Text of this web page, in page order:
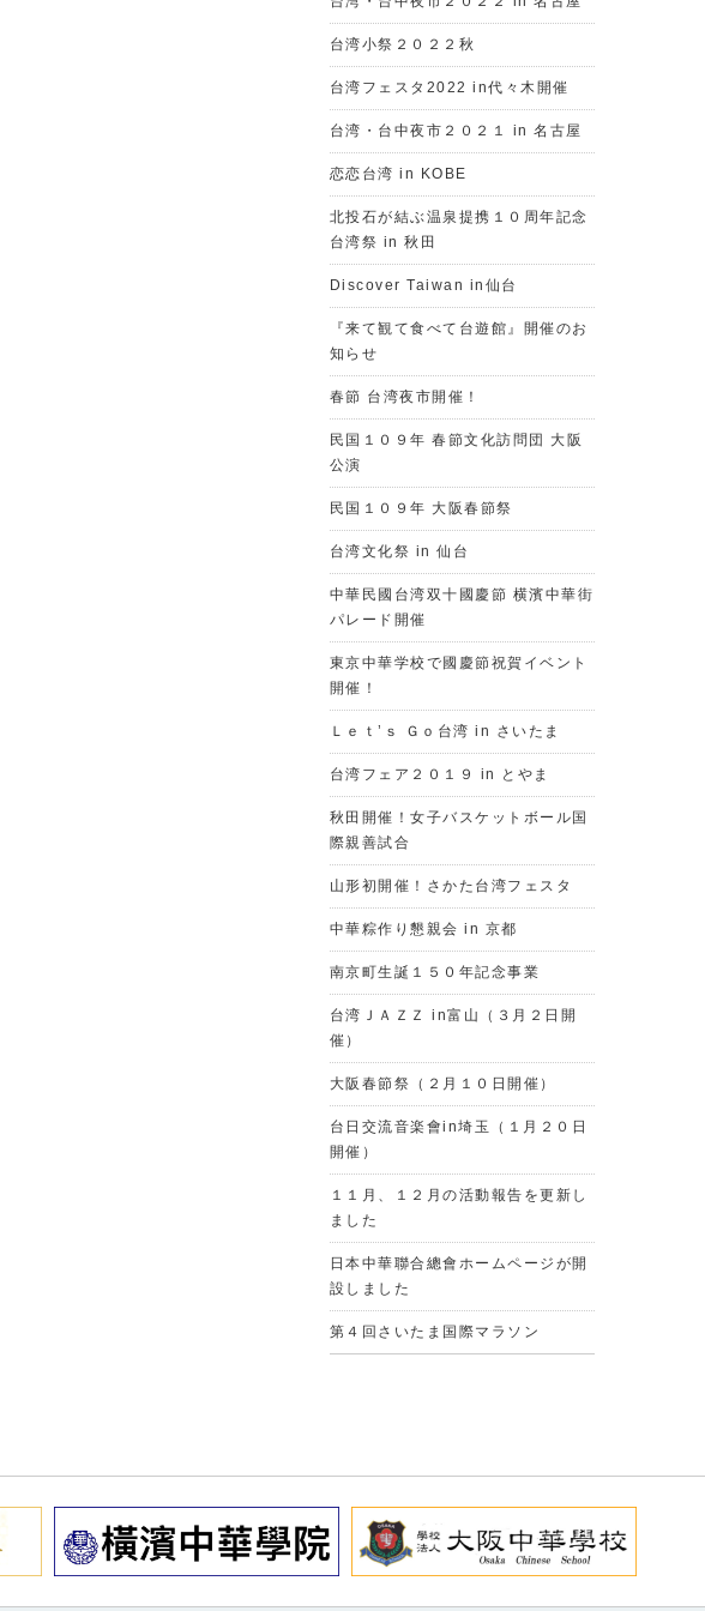
台湾小祭２０２２秋
台湾フェスタ2022 in代々木開催
台湾・台中夜市２０２１ in 名古屋
恋恋台湾 in KOBE
北投石が結ぶ温泉提携１０周年記念
台湾祭 in 秋田
Discover Taiwan in仙台
『来て観て食べて台遊館』開催のお
知らせ
春節 台湾夜市開催！
民国１０９年 春節文化訪問団 大阪
公演
民国１０９年 大阪春節祭
台湾文化祭 in 仙台
中華民國台湾双十國慶節 横濱中華街
パレード開催
東京中華学校で國慶節祝賀イベント
開催！
Ｌｅｔ’ｓ Ｇｏ台湾 in さいたま
台湾フェア２０１９ in とやま
秋田開催！女子バスケットボール国
際親善試合
山形初開催！さかた台湾フェスタ
中華粽作り懇親会 in 京都
南京町生誕１５０年記念事業
台湾ＪＡＺＺ in富山（３月２日開
催）
大阪春節祭（２月１０日開催）
台日交流音楽會in埼玉（１月２０日
開催）
１１月、１２月の活動報告を更新し
ました
日本中華聯合總會ホームページが開
設しました
第４回さいたま国際マラソン